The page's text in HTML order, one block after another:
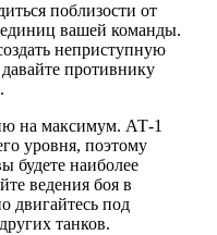
поблизости от
вашей команды.
неприступную
противнику
на максимум. АТ-1
уровня, поэтому
будете наиболее
ведения боя в
двигайтесь под
танков.